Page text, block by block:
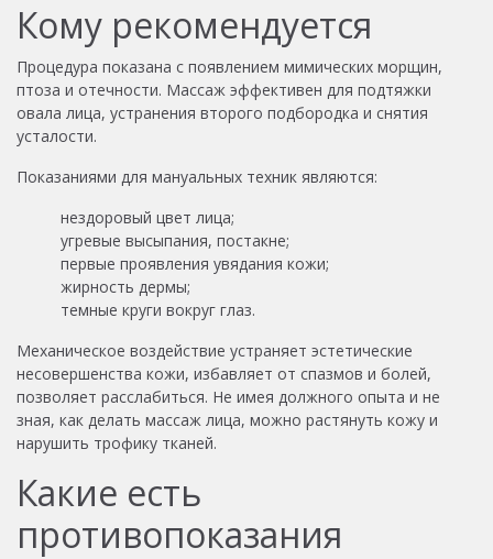
Кому рекомендуется
Процедура показана с появлением мимических морщин,
птоза и отечности. Массаж эффективен для подтяжки
овала лица, устранения второго подбородка и снятия
усталости.
Показаниями для мануальных техник являются:
нездоровый цвет лица;
угревые высыпания, постакне;
первые проявления увядания кожи;
жирность дермы;
темные круги вокруг глаз.
Механическое воздействие устраняет эстетические
несовершенства кожи, избавляет от спазмов и болей,
позволяет расслабиться. Не имея должного опыта и не
зная, как делать массаж лица, можно растянуть кожу и
нарушить трофику тканей.
Какие есть
противопоказания